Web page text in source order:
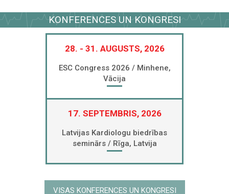
KONFERENCES UN KONGRESI
28. - 31. AUGUSTS, 2026
ESC Congress 2026 / Minhene,
Vācija
17. SEPTEMBRIS, 2026
Latvijas Kardiologu biedrības
seminārs / Rīga, Latvija
VISAS KONFERENCES UN KONGRESI